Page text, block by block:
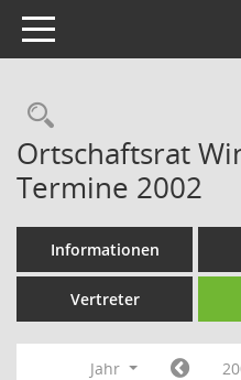
Toggle navigation
Ortschaftsrat
Termine 2002
Informationen
Vertreter
Jahr